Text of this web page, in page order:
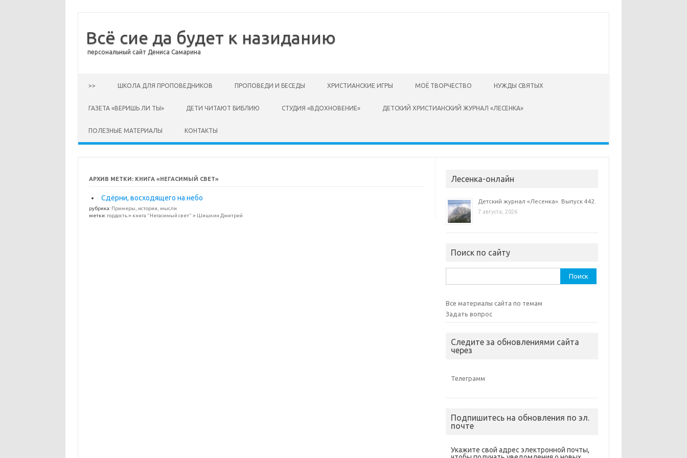
Всё сие да будет к назиданию
персональный сайт Дениса Самарина
>> ШКОЛА ДЛЯ ПРОПОВЕДНИКОВ ПРОПОВЕДИ И БЕСЕДЫ ХРИСТИАНСКИЕ ИГРЫ МОЁ ТВОРЧЕСТВО НУЖДЫ СВЯТЫХ
ГАЗЕТА «ВЕРИШЬ ЛИ ТЫ» ДЕТИ ЧИТАЮТ БИБЛИЮ СТУДИЯ «ВДОХНОВЕНИЕ» ДЕТСКИЙ ХРИСТИАНСКИЙ ЖУРНАЛ «ЛЕСЕНКА»
ПОЛЕЗНЫЕ МАТЕРИАЛЫ КОНТАКТЫ
АРХИВ МЕТКИ: КНИГА «НЕГАСИМЫЙ СВЕТ»
Сдёрни, восходящего на небо
рубрика: Примеры, истории, мысли
метки: гордость> книга "Негасимый свет" > Шишкин Дмитрий
Лесенка-онлайн
Детский журнал «Лесенка». Выпуск 442.
7 августа, 2026
Поиск по сайту
Все материалы сайта по темам
Задать вопрос
Следите за обновлениями сайта
через
Телеграмм
Подпишитесь на обновления по эл.
почте
Укажите свой адрес электронной почты,